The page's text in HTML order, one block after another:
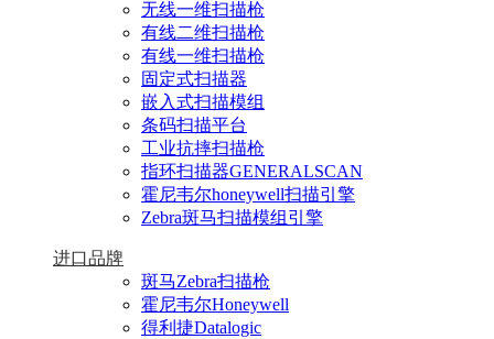
无线一维扫描枪
有线二维扫描枪
有线一维扫描枪
固定式扫描器
嵌入式扫描模组
条码扫描平台
工业抗摔扫描枪
指环扫描器GENERALSCAN
霍尼韦尔honeywell扫描引擎
Zebra斑马扫描模组引擎
进口品牌
斑马Zebra扫描枪
霍尼韦尔Honeywell
得利捷Datalogic